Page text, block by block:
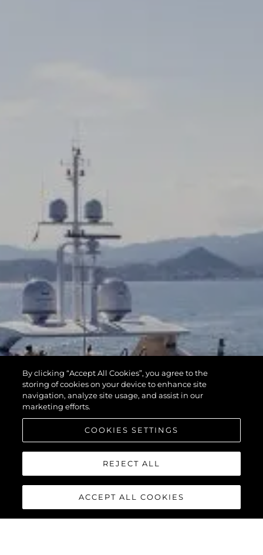
By clicking “Accept All Cookies”, you agree to the
storing of cookies on your device to enhance site
navigation, analyze site usage, and assist in our
marketing efforts.
COOKIES SETTINGS
REJECT ALL
ACCEPT ALL COOKIES